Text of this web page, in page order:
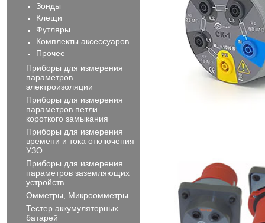
Зонды
Клещи
Футляры
Комплекты аксессуаров
Прочее
Приборы для измерения
параметров
электроизоляции
Приборы для измерения
параметров петли
короткого замыкания
Приборы для измерения
времени и тока отключения
УЗО
Приборы для измерения
параметров заземляющих
устройств
Омметры, Микроомметры
Тестер аккумуляторных
батарей